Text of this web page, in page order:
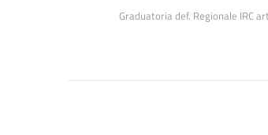
Graduatoria def. Regionale IRC